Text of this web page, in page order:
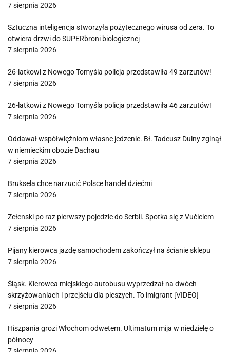
7 sierpnia 2026
Sztuczna inteligencja stworzyła pożytecznego wirusa od zera. To
otwiera drzwi do SUPERbroni biologicznej
7 sierpnia 2026
26-latkowi z Nowego Tomyśla policja przedstawiła 49 zarzutów!
7 sierpnia 2026
26-latkowi z Nowego Tomyśla policja przedstawiła 46 zarzutów!
7 sierpnia 2026
Oddawał współwięźniom własne jedzenie. Bł. Tadeusz Dulny zginął
w niemieckim obozie Dachau
7 sierpnia 2026
Bruksela chce narzucić Polsce handel dziećmi
7 sierpnia 2026
Zełenski po raz pierwszy pojedzie do Serbii. Spotka się z Vučiciem
7 sierpnia 2026
Pijany kierowca jazdę samochodem zakończył na ścianie sklepu
7 sierpnia 2026
Śląsk. Kierowca miejskiego autobusu wyprzedzał na dwóch
skrzyżowaniach i przejściu dla pieszych. To imigrant [VIDEO]
7 sierpnia 2026
Hiszpania grozi Włochom odwetem. Ultimatum mija w niedzielę o
północy